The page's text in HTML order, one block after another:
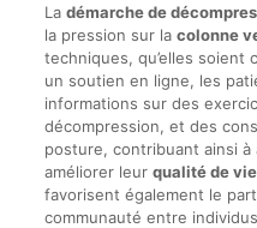
La démarche de
la pression sur la colonne
techniques, qu’elles soient
un soutien en ligne, les
informations sur des
décompression, et des
posture, contribuant ainsi
améliorer leur qualité de vie
favorisent également le
communauté entre